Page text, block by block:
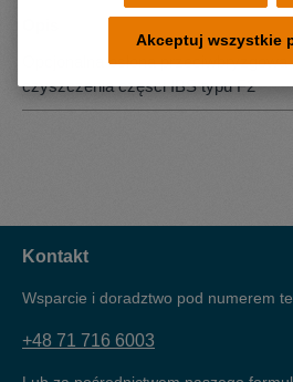
Opcjonalna osłona przeciwbryzgowa
czyszczenia części IBS typu F2
Kontakt
Wsparcie i doradztwo pod numerem
+48 71 716 6003
Akceptuj wszystkie